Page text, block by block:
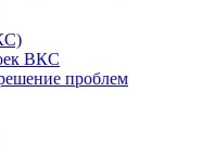
ВКС
проблем